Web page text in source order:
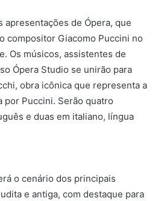
apresentações de Ópera, que
compositor Giacomo Puccini no
Os músicos, assistentes de
Ópera Studio se unirão para
obra icônica que representa a
por Puccini. Serão quatro
e duas em italiano, língua
o cenário dos principais
e antiga, com destaque para